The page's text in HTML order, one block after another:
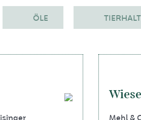
ÖLE